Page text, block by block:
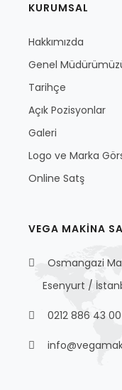
KURUMSAL
Hakkımızda
Genel
Tarihçe
Açık Pozisyonlar
Galeri
Logo ve Marka
Online Satş
VEGA MAKİNA
Osmangazi
Esenyurt /
0212 886 43 00